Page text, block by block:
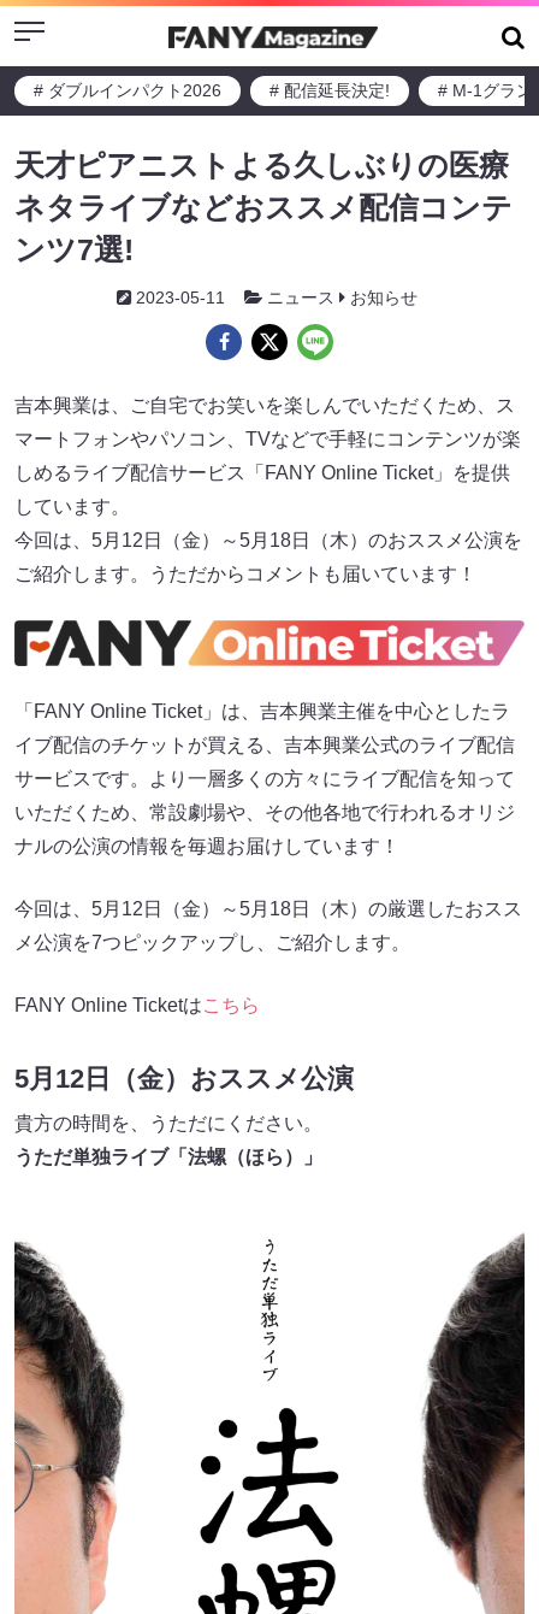
Menu
# ダブルインパクト2026 # 配信延長決定! # M-1グラン
天才ピアニストよる久しぶりの医療
ネタライブなどおススメ配信コンテ
ンツ7選!
2023-05-11 ニュース お知らせ
吉本興業は、ご自宅でお笑いを楽しんでいただくため、ス
マートフォンやパソコン、TVなどで手軽にコンテンツが楽
しめるライブ配信サービス「FANY Online Ticket」を提供
しています。
今回は、5月12日（金）～5月18日（木）のおススメ公演を
ご紹介します。うただからコメントも届いています！
「FANY Online Ticket」は、吉本興業主催を中心としたラ
イブ配信のチケットが買える、吉本興業公式のライブ配信
サービスです。より一層多くの方々にライブ配信を知って
いただくため、常設劇場や、その他各地で行われるオリジ
ナルの公演の情報を毎週お届けしています！
今回は、5月12日（金）～5月18日（木）の厳選したおスス
メ公演を7つピックアップし、ご紹介します。
FANY Online Ticketはこちら
5月12日（金）おススメ公演
貴⽅の時間を、うただにください。
うただ単独ライブ「法螺（ほら）」